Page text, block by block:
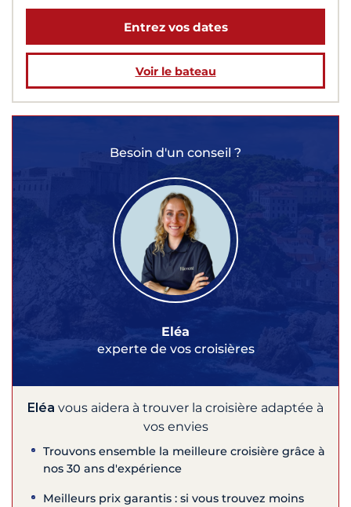
Entrez vos dates
Voir le bateau
Besoin d'un conseil ?
Eléa
experte de vos croisières
Eléa vous aidera à trouver la croisière adaptée à
vos envies
Trouvons ensemble la meilleure croisière grâce à
nos 30 ans d'expérience
Meilleurs prix garantis : si vous trouvez moins